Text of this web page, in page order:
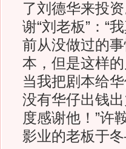
了刘德华来投
谢“刘老板”：“
前从没做过的
本，但是这样
当我把剧本给
没有华仔出钱
度感谢他！”许
影业的老板于